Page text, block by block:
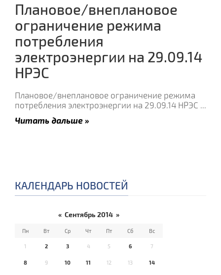
Плановое/внеплановое
ограничение режима
потребления
электроэнергии на 29.09.14
НРЭС
Плановое/внеплановое ограничение режима
потребления электроэнергии на 29.09.14 НРЭС ...
Читать дальше »
КАЛЕНДАРЬ НОВОСТЕЙ
« Сентябрь 2014 »
Пн Вт Ср Чт Пт Сб Вс
1 2 3 4 5 6 7
8 9 10 11 12 13 14